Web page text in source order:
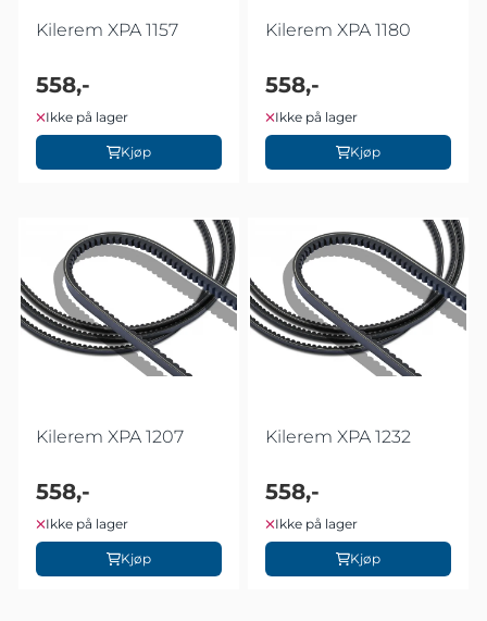
Kilerem XPA 1157
558,-
Ikke på lager
Kjøp
Kilerem XPA 1180
558,-
Ikke på lager
Kjøp
Kilerem XPA 1207
558,-
Ikke på lager
Kjøp
Kilerem XPA 1232
558,-
Ikke på lager
Kjøp